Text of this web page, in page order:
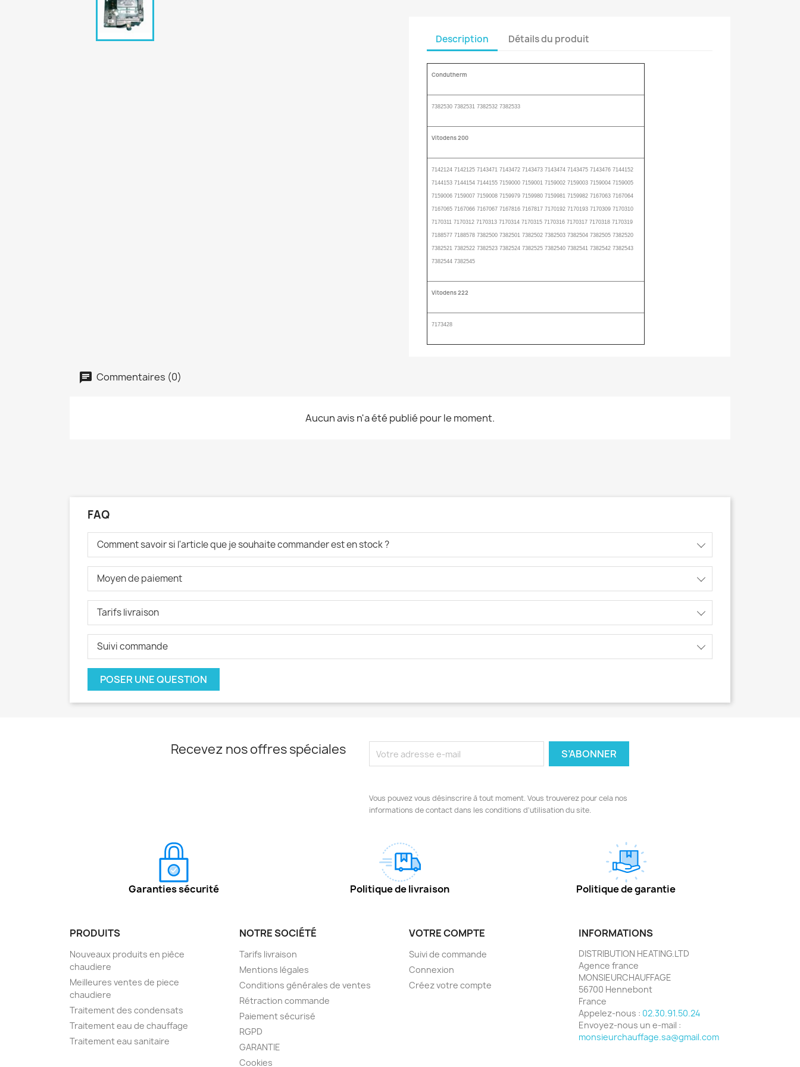
Description Détails du produit
Condutherm
7382530 7382531 7382532 7382533
Vitodens 200
7142124 7142125 7143471 7143472 7143473 7143474 7143475 7143476 7144152
7144153 7144154 7144155 7159000 7159001 7159002 7159003 7159004 7159005
7159006 7159007 7159008 7159979 7159980 7159981 7159982 7167063 7167064
7167065 7167066 7167067 7167816 7167817 7170192 7170193 7170309 7170310
7170311 7170312 7170313 7170314 7170315 7170316 7170317 7170318 7170319
7188577 7188578 7382500 7382501 7382502 7382503 7382504 7382505 7382520
7382521 7382522 7382523 7382524 7382525 7382540 7382541 7382542 7382543
7382544 7382545
Vitodens 222
7173428
Commentaires (0)
Aucun avis n'a été publié pour le moment.
FAQ
Comment savoir si l'article que je souhaite commander est en stock ?
Moyen de paiement
Tarifs livraison
Suivi commande
POSER UNE QUESTION
Recevez nos offres spéciales
Vous pouvez vous désinscrire à tout moment. Vous trouverez pour cela nos
informations de contact dans les conditions d'utilisation du site.
Garanties sécurité Politique de livraison Politique de garantie
PRODUITS
Nouveaux produits en pièce
chaudiere
Meilleures ventes de piece
chaudiere
Traitement des condensats
Traitement eau de chauffage
Traitement eau sanitaire
NOTRE SOCIÉTÉ
Tarifs livraison
Mentions légales
Conditions générales de ventes
Rétraction commande
Paiement sécurisé
RGPD
GARANTIE
Cookies
VOTRE COMPTE
Suivi de commande
Connexion
Créez votre compte
INFORMATIONS
DISTRIBUTION HEATING.LTD
Agence france
MONSIEURCHAUFFAGE
56700 Hennebont
France
Appelez-nous : 02.30.91.50.24
Envoyez-nous un e-mail :
monsieurchauffage.sa@gmail.com